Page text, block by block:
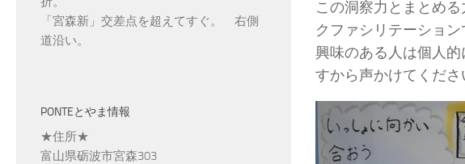
この洞察力とまとめ
クファシリテーショ
興味のある人は個人
すから声かけてくださ
「宮森新」交差点を超えてすぐ。 右側
道沿い。
PONTEとやま情報
★住所★
富山県砺波市宮森303